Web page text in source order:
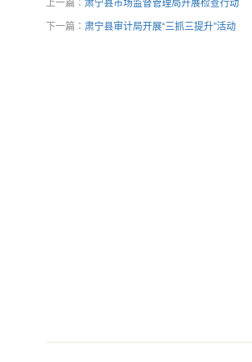
上一篇： 肃宁县市场监督管理局开展检查行动
下一篇： 肃宁县审计局开展“三抓三提升”活动